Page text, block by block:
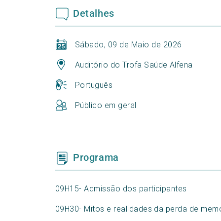
Detalhes
Sábado, 09 de Maio de 2026
Auditório do Trofa Saúde Alfena
Português
Público em geral
Programa
09H15- Admissão dos participantes
09H30- Mitos e realidades da perda de